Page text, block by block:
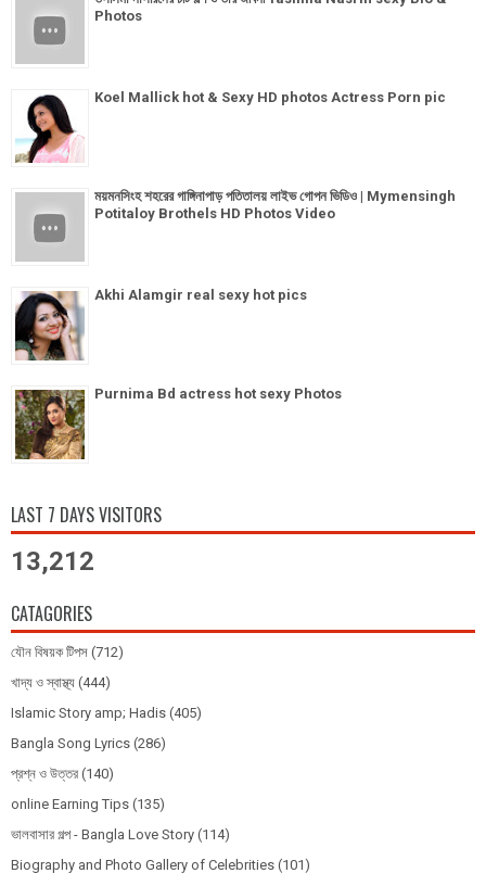
Photos
Koel Mallick hot & Sexy HD photos Actress Porn pic
ময়মনসিংহ শহরের গাঙ্গিনাপাড় পতিতালয় লাইভ গোপন ভিডিও | Mymensingh
Potitaloy Brothels HD Photos Video
Akhi Alamgir real sexy hot pics
Purnima Bd actress hot sexy Photos
LAST 7 DAYS VISITORS
13,212
CATAGORIES
যৌন বিষয়ক টিপস (712)
খাদ্য ও স্বাস্থ্য (444)
Islamic Story amp; Hadis (405)
Bangla Song Lyrics (286)
প্রশ্ন ও উত্তর (140)
online Earning Tips (135)
ভালবাসার গল্প - Bangla Love Story (114)
Biography and Photo Gallery of Celebrities (101)